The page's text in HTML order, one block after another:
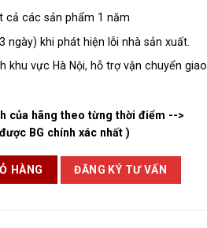
cả các sản phẩm 1 năm
ngày) khi phát hiện lỗi nhà sản xuất.
khu vực Hà Nội, hỗ trợ vận chuyển giao
của hãng theo từng thời điểm -->
BG chính xác nhất )
HÀNG ĐĂNG KÝ TƯ VẤN